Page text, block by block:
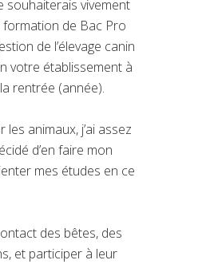
souhaiterais vivement
de Bac Pro
de l’élevage canin
votre établissement à
rentrée (année).
les animaux, j’ai assez
d’en faire mon
mes études en ce
des bêtes, des
et participer à leur